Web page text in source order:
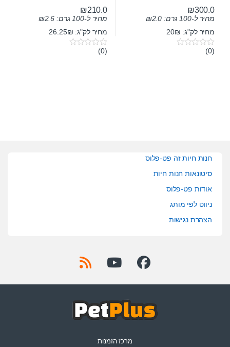
₪300.0
מחיר ל-100 גרם: ₪2.0
מחיר לק"ג: 20₪
0(0)
₪210.0
מחיר ל-100 גרם: ₪2.6
מחיר לק"ג: 26.25₪
0(0)
חנות חיות זה פט-פלוס
סיטונאות חנות חיות
אודות פט-פלוס
ניווט לפי מותג
הצהרת נגישות
מרכז הזמנות